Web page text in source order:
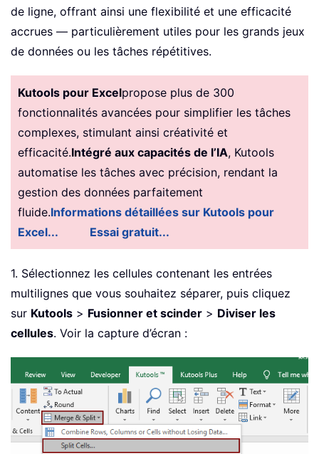
de ligne, offrant ainsi une flexibilité et une efficacité
accrues — particulièrement utiles pour les grands jeux
de données ou les tâches répétitives.
Kutools pour Excelpropose plus de 300
fonctionnalités avancées pour simplifier les tâches
complexes, stimulant ainsi créativité et
efficacité.Intégré aux capacités de l’IA, Kutools
automatise les tâches avec précision, rendant la
gestion des données parfaitement
fluide.Informations détaillées sur Kutools pour
Excel...
Essai gratuit...
1. Sélectionnez les cellules contenant les entrées
multilignes que vous souhaitez séparer, puis cliquez
sur Kutools > Fusionner et scinder > Diviser les
cellules. Voir la capture d’écran :